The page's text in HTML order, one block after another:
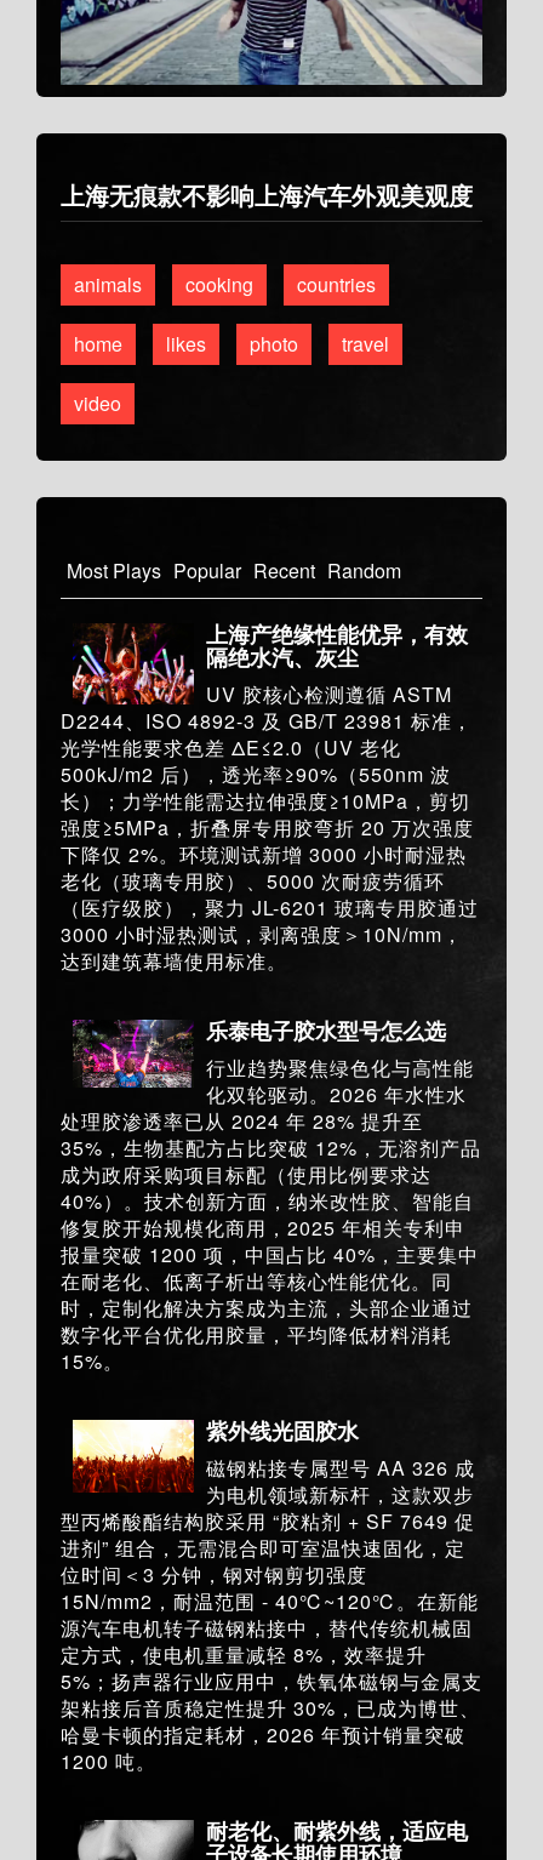
上海无痕款不影响上海汽车外观美观度
animals cooking countries
home likes photo travel
video
Most Plays Popular Recent Random
上海产绝缘性能优异，有效
隔绝水汽、灰尘
UV 胶核心检测遵循 ASTM
D2244、ISO 4892-3 及 GB/T 23981 标准，
光学性能要求色差 ΔE≤2.0（UV 老化
500kJ/m2 后），透光率≥90%（550nm 波
长）；力学性能需达拉伸强度≥10MPa，剪切
强度≥5MPa，折叠屏专用胶弯折 20 万次强度
下降仅 2%。环境测试新增 3000 小时耐湿热
老化（玻璃专用胶）、5000 次耐疲劳循环
（医疗级胶），聚力 JL-6201 玻璃专用胶通过
3000 小时湿热测试，剥离强度＞10N/mm，
达到建筑幕墙使用标准。
乐泰电子胶水型号怎么选
行业趋势聚焦绿色化与高性能
化双轮驱动。2026 年水性水
处理胶渗透率已从 2024 年 28% 提升至
35%，生物基配方占比突破 12%，无溶剂产品
成为政府采购项目标配（使用比例要求达
40%）。技术创新方面，纳米改性胶、智能自
修复胶开始规模化商用，2025 年相关专利申
报量突破 1200 项，中国占比 40%，主要集中
在耐老化、低离子析出等核心性能优化。同
时，定制化解决方案成为主流，头部企业通过
数字化平台优化用胶量，平均降低材料消耗
15%。
紫外线光固胶水
磁钢粘接专属型号 AA 326 成
为电机领域新标杆，这款双步
型丙烯酸酯结构胶采用 “胶粘剂 + SF 7649 促
进剂” 组合，无需混合即可室温快速固化，定
位时间＜3 分钟，钢对钢剪切强度
15N/mm2，耐温范围 - 40℃~120℃。在新能
源汽车电机转子磁钢粘接中，替代传统机械固
定方式，使电机重量减轻 8%，效率提升
5%；扬声器行业应用中，铁氧体磁钢与金属支
架粘接后音质稳定性提升 30%，已成为博世、
哈曼卡顿的指定耗材，2026 年预计销量突破
1200 吨。
耐老化、耐紫外线，适应电